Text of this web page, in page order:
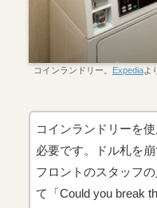
コインランドリー。 Expediaよ
コインランドリーを
必要です。ドル札を崩
フロントのスタッフ
て「Could you break